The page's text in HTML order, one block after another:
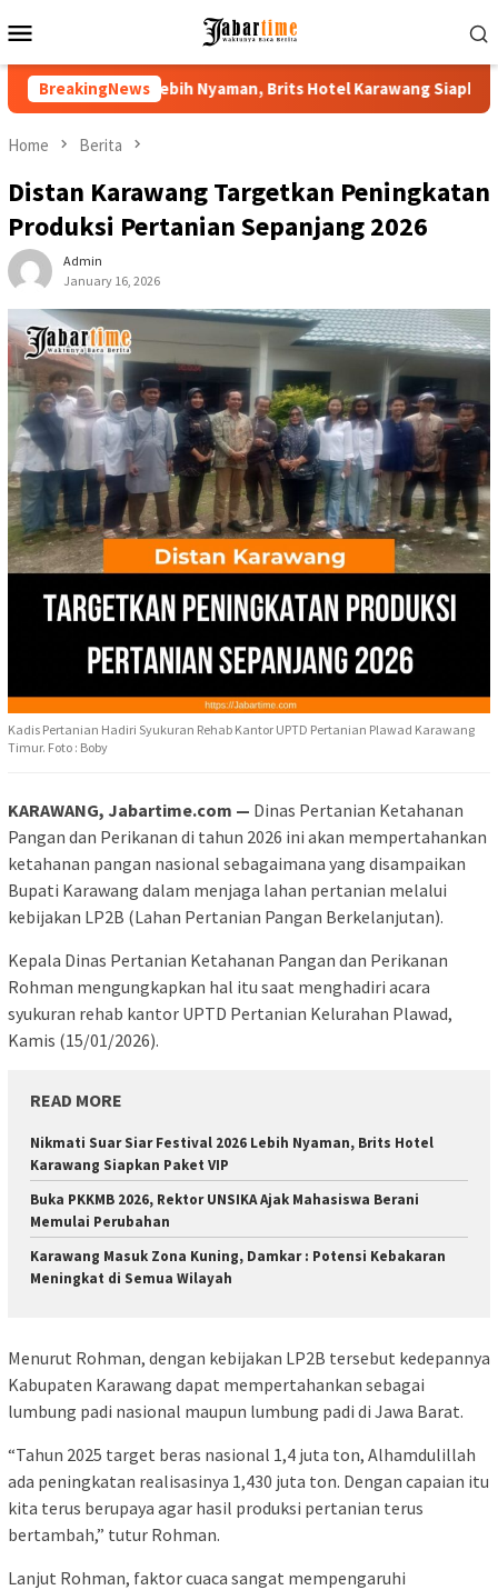
to
Menu
BreakingNews
2026 Lebih Nyaman, Brits Hotel Karawang Siapkan Paket
Home Berita
Distan Karawang Targetkan Peningkatan
Produksi Pertanian Sepanjang 2026
Admin
January 16, 2026
Kadis Pertanian Hadiri Syukuran Rehab Kantor UPTD Pertanian Plawad Karawang
Timur. Foto : Boby
KARAWANG, Jabartime.com — Dinas Pertanian Ketahanan
Pangan dan Perikanan di tahun 2026 ini akan mempertahankan
ketahanan pangan nasional sebagaimana yang disampaikan
Bupati Karawang dalam menjaga lahan pertanian melalui
kebijakan LP2B (Lahan Pertanian Pangan Berkelanjutan).
Kepala Dinas Pertanian Ketahanan Pangan dan Perikanan
Rohman mengungkapkan hal itu saat menghadiri acara
syukuran rehab kantor UPTD Pertanian Kelurahan Plawad,
Kamis (15/01/2026).
READ MORE
Nikmati Suar Siar Festival 2026 Lebih Nyaman, Brits Hotel
Karawang Siapkan Paket VIP
Buka PKKMB 2026, Rektor UNSIKA Ajak Mahasiswa Berani
Memulai Perubahan
Karawang Masuk Zona Kuning, Damkar : Potensi Kebakaran
Meningkat di Semua Wilayah
Menurut Rohman, dengan kebijakan LP2B tersebut kedepannya
Kabupaten Karawang dapat mempertahankan sebagai
lumbung padi nasional maupun lumbung padi di Jawa Barat.
“Tahun 2025 target beras nasional 1,4 juta ton, Alhamdulillah
ada peningkatan realisasinya 1,430 juta ton. Dengan capaian itu
kita terus berupaya agar hasil produksi pertanian terus
bertambah,” tutur Rohman.
Lanjut Rohman, faktor cuaca sangat mempengaruhi